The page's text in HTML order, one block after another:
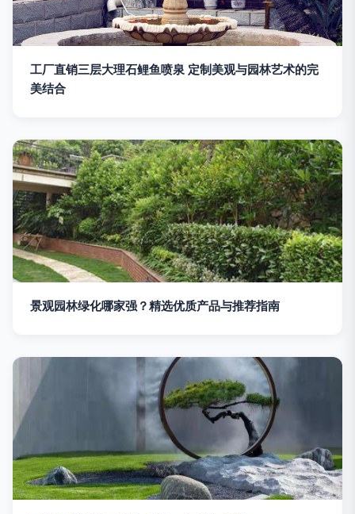
工厂直销三层大理石鲤鱼喷泉 定制美观与园林艺术的完
美结合
景观园林绿化哪家强？精选优质产品与推荐指南